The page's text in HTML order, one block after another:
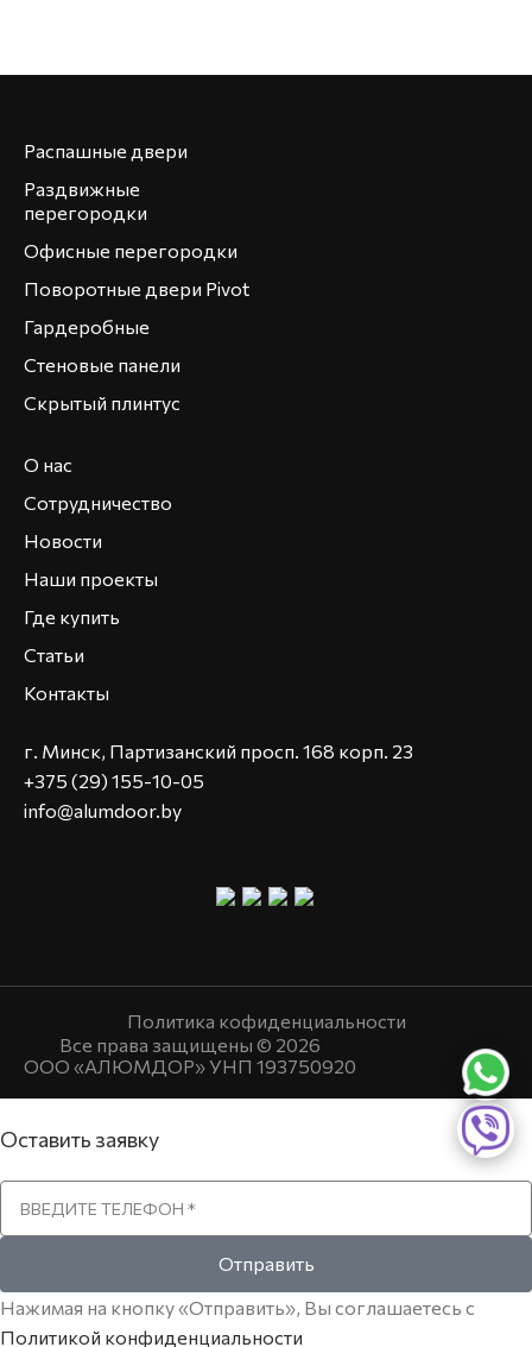
Распашные двери
Раздвижные
перегородки
Офисные перегородки
Поворотные двери Pivot
Гардеробные
Стеновые панели
Скрытый плинтус
О нас
Сотрудничество
Новости
Наши проекты
Где купить
Статьи
Контакты
г. Минск, Партизанский просп. 168 корп. 23
+375 (29) 155-10-05
info@alumdoor.by
Все права защищены © 2026
ООО «АЛЮМДОР» УНП 193750920
Политика кофиденциальности
Оставить заявку
Отправить
Нажимая на кнопку «Отправить», Вы соглашаетесь с
Политикой конфиденциальности